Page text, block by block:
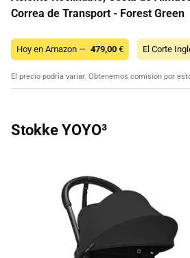
Correa de Transport - Forest Green
Hoy en Amazon — 479,00 € El Corte
El precio podría variar. Obtenemos comisión por
Stokke YOYO³